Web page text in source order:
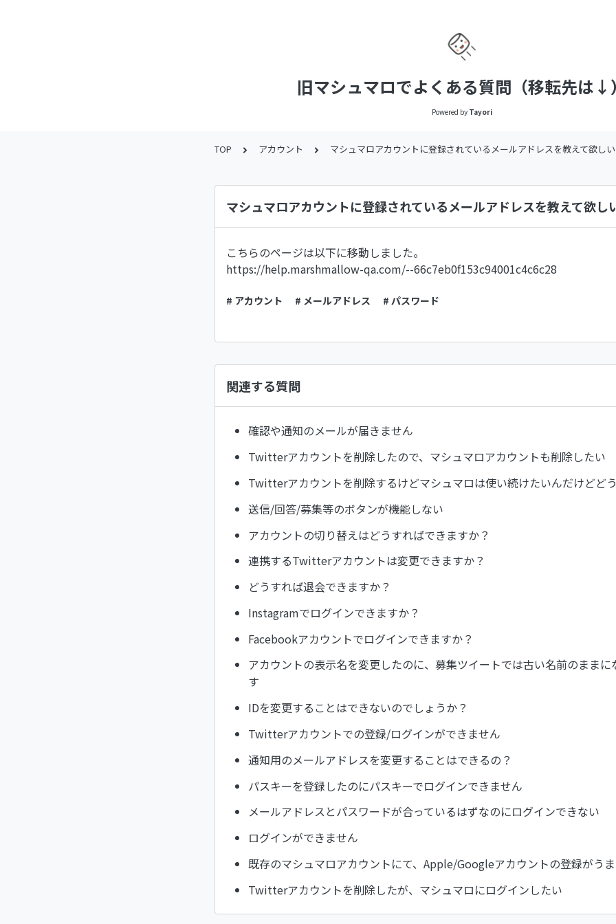
旧マシュマロでよくある質問（移転先は↓）
Powered by Tayori
TOP アカウント マシュマロアカウントに登録されているメールアドレスを教えて欲しい
マシュマロアカウントに登録されているメールアドレスを教えて欲し
こちらのページは以下に移動しました。
https://help.marshmallow-qa.com/--66c7eb0f153c94001c4c6c28
# アカウント # メールアドレス # パスワード
関連する質問
確認や通知のメールが届きません
Twitterアカウントを削除したので、マシュマロアカウントも削除したい
Twitterアカウントを削除するけどマシュマロは使い続けたいんだけどど
送信/回答/募集等のボタンが機能しない
アカウントの切り替えはどうすればできますか？
連携するTwitterアカウントは変更できますか？
どうすれば退会できますか？
Instagramでログインできますか？
Facebookアカウントでログインできますか？
アカウントの表示名を変更したのに、募集ツイートでは古い名前のままに
す
IDを変更することはできないのでしょうか？
Twitterアカウントでの登録/ログインができません
通知用のメールアドレスを変更することはできるの？
パスキーを登録したのにパスキーでログインできません
メールアドレスとパスワードが合っているはずなのにログインできない
ログインができません
既存のマシュマロアカウントにて、Apple/Googleアカウントの登録がう
Twitterアカウントを削除したが、マシュマロにログインしたい